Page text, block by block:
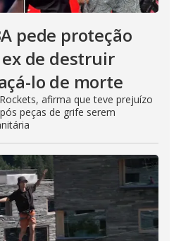
pede proteção
de destruir
lo de morte
afirma que teve prejuízo
peças de grife serem